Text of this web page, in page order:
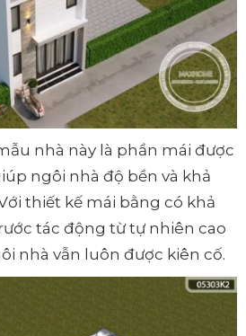
nhà này là phần mái được
ngôi nhà độ bền và khả
thiết kế mái bằng có khả
tác động từ tự nhiên cao
nhà vẫn luôn được kiên cố.